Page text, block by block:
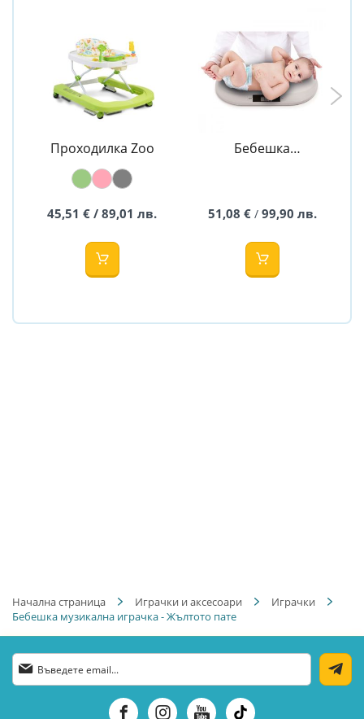
Начална страница Играчки и аксесоари
Играчки
Бебешка музикална играчка - Жълтото пате
Проходилка Zoo
45,51 € / 89,01 лв.
Бебешка
51,08 €/ 99,90 лв.
Абонирай
се